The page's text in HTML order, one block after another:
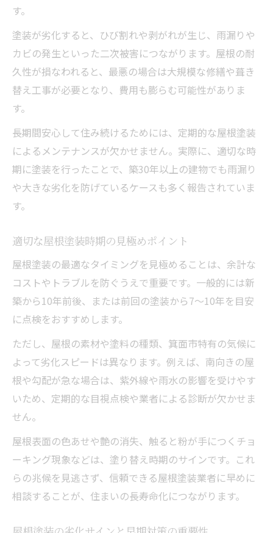
屋根塗装メンテナンス時の注意ポイント
屋根塗装の不具合を早期発見するコツ
屋根塗装メンテナンス周期を守る意義
す。
塗装が劣化すると、ひび割れや剥がれが生じ、雨漏りや
カビの発生といった二次被害につながります。屋根の耐
久性が損なわれると、最悪の場合は大規模な修繕や葺き
替え工事が必要となり、費用も膨らむ可能性がありま
す。
長期間安心して住み続けるためには、定期的な屋根塗装
によるメンテナンスが欠かせません。実際に、適切な時
期に塗装を行ったことで、築30年以上の建物でも雨漏り
や大きな劣化を防げているケースも多く報告されていま
す。
適切な屋根塗装時期の見極めポイント
屋根塗装の最適なタイミングを見極めることは、余計な
コストやトラブルを防ぐうえで重要です。一般的には新
築から10年前後、または前回の塗装から7～10年を目安
に点検をおすすめします。
ただし、屋根の素材や塗料の種類、箕面市特有の気候に
よって劣化スピードは異なります。例えば、南向きの屋
根や勾配が急な場合は、紫外線や雨水の影響を受けやす
いため、定期的な目視点検や業者による診断が欠かせま
せん。
屋根表面の色あせや艶の消失、触ると粉が手につくチョ
ーキング現象などは、塗り替え時期のサインです。これ
らの兆候を見逃さず、信頼できる屋根塗装業者に早めに
相談することが、住まいの長寿命化につながります。